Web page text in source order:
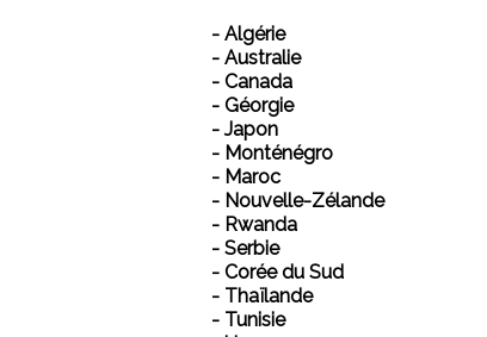
- Algérie
- Australie
- Canada
- Géorgie
- Japon
- Monténégro
- Maroc
- Nouvelle-Zélande
- Rwanda
- Serbie
- Corée du Sud
- Thaïlande
- Tunisie